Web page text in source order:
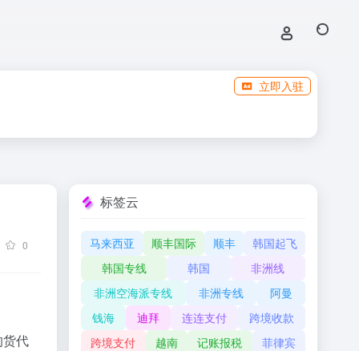
立即入驻
0
代
标签云
马来西亚 顺丰国际 顺丰
韩国起飞
韩国专线
韩国
非洲线
非洲空海派专线
非洲专线
阿曼
钱海
迪拜 连连支付
跨境收款
跨境支付
越南 记账报税
菲律宾